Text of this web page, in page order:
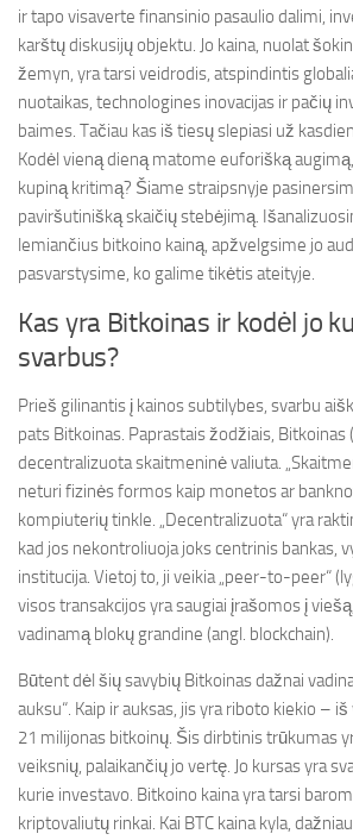
ir tapo visaverte finansinio pasaulio dalimi,
karštų diskusijų objektu. Jo kaina, nuolat
žemyn, yra tarsi veidrodis, atspindintis
nuotaikas, technologines inovacijas ir pačių
baimes. Tačiau kas iš tiesų slepiasi už
Kodėl vieną dieną matome euforišką
kupiną kritimą? Šiame straipsnyje
paviršutinišką skaičių stebėjimą.
lemiančius bitkoino kainą, apžvelgsime jo
pasvarstysime, ko galime tikėtis ateityje.
Kas yra Bitkoinas ir kodėl jo
svarbus?
Prieš gilinantis į kainos subtilybes, svarbu
pats Bitkoinas. Paprastais žodžiais, Bitkoinas
decentralizuota skaitmeninė valiuta.
neturi fizinės formos kaip monetos ar
kompiuterių tinkle. „Decentralizuota“ yra
kad jos nekontroliuoja joks centrinis bankas,
institucija. Vietoj to, ji veikia „peer-to-peer“
visos transakcijos yra saugiai įrašomos į
vadinamą blokų grandine (angl. blockchain).
Būtent dėl šių savybių Bitkoinas dažnai
auksu“. Kaip ir auksas, jis yra riboto kiekio –
21 milijonas bitkoinų. Šis dirbtinis trūkumas
veiksnių, palaikančių jo vertę. Jo kursas yra
kurie investavo. Bitkoino kaina yra tarsi
kriptovaliutų rinkai. Kai BTC kaina kyla,